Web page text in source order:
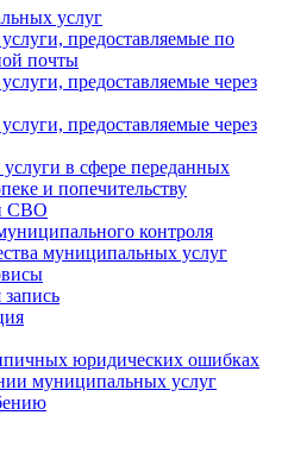
услуг
предоставляемые по
почты
предоставляемые через
предоставляемые через
услуги в сфере переданных
и попечительству
СВО
контроля
муниципальных услуг
юридических ошибках
муниципальных услуг